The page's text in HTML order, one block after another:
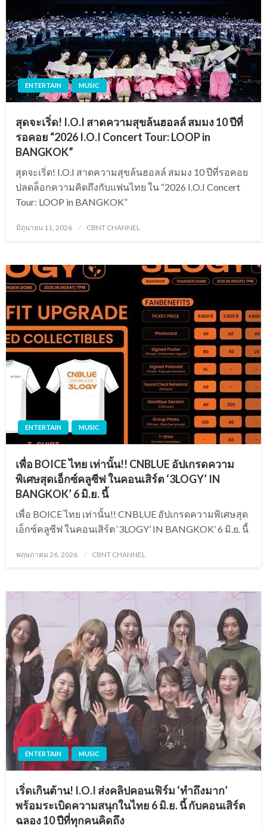
ENTERTAIN MUSIC
สุดจะเริ่ด! I.O.I สาดความสุขล้นฮอลล์ สมมง 10 ปีที่
รอคอย “2026 I.O.I Concert Tour: LOOP in
BANGKOK”
สุดจะเริ่ด! I.O.I สาดความสุขล้นฮอลล์ สมมง 10 ปีที่รอคอย
ปลดล็อกความคิดถึงกับแฟนไทย ใน “2026 I.O.I Concert
Tour: LOOP in BANGKOK”
Posted
on
มิถุนายน 11, 2026 CBNT CHANNEL
ENTERTAIN MUSIC
เพื่อ BOICE ไทย เท่านั้น!! CNBLUE อัปเกรดความ
พิเศษสุดเอ็กซ์คลูซีฟ ในคอนเสิร์ต ‘3LOGY’ IN
BANGKOK’ 6 มิ.ย. นี้
เพื่อ BOICE ไทย เท่านั้น!! CNBLUE อัปเกรดความพิเศษสุด
เอ็กซ์คลูซีฟ ในคอนเสิร์ต ‘3LOGY’ IN BANGKOK’ 6 มิ.ย. นี้
Posted
พฤษภาคม 26, 2026 CBNT CHANNEL
ENTERTAIN MUSIC
เริ่ดเกินต้าน! I.O.I ส่งคลิปคอนเฟิร์ม ‘ทำถึงมาก’
พร้อมระเบิดความสนุกในไทย 6 มิ.ย. นี้ กับคอนเสิร์ต
ฉลอง 10 ปีที่ทุกคนคิดถึง